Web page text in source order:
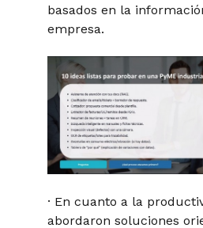
basados en la
empresa.
· En cuanto a la
abordaron soluciones